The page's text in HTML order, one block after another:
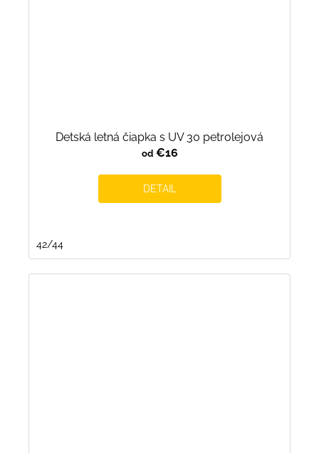
Detská letná čiapka s UV 30 petrolejová
od€16
DETAIL
42/44